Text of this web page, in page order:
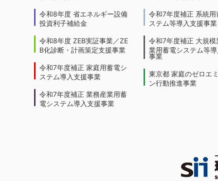
令和8年度 省エネルギー設備
投資利子補給金
令和8年度 ZEB実証事業／ZE
B化診断・計画策定支援事業
令和7年度補正 家庭用蓄電シ
ステム導入支援事業
令和7年度補正 業務産業用蓄
電システム導入支援事業
令和7年度補正 系統用
ステム等導入支援事業
令和7年度補正 大規模
業用蓄電システム等
事業
東京都 家庭のゼロエ
ン行動推進事業